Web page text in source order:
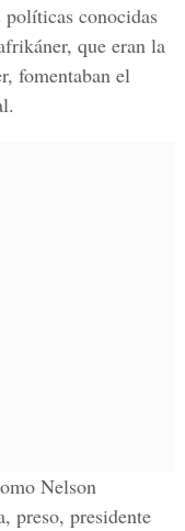
conocidas
que eran la
fomentaban el
Nelson
preso, presidente